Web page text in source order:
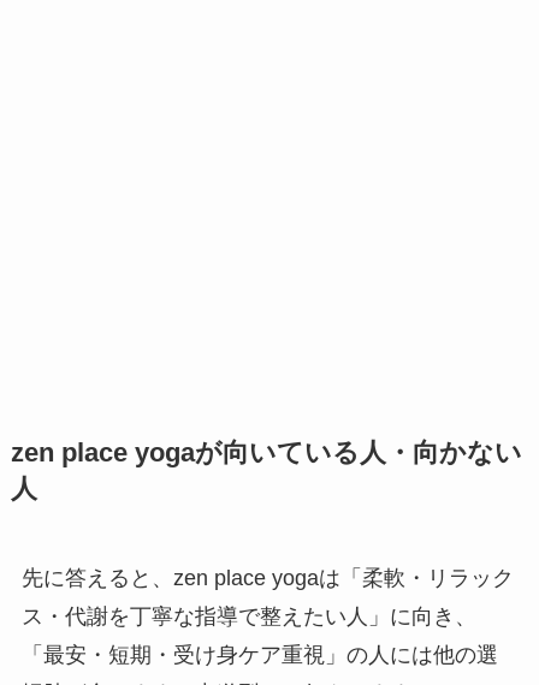
zen place yogaが向いている人・向かない
人
先に答えると、zen place yogaは「柔軟・リラック
ス・代謝を丁寧な指導で整えたい人」に向き、
「最安・短期・受け身ケア重視」の人には他の選